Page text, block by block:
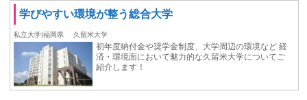
学びやすい環境が整う総合⼤学
私立大学|福岡県 久留米大学
初年度納付⾦や奨学⾦制度、大学周辺の環境など 経
済・環境⾯において魅力的な久留米大学についてご
紹介します！